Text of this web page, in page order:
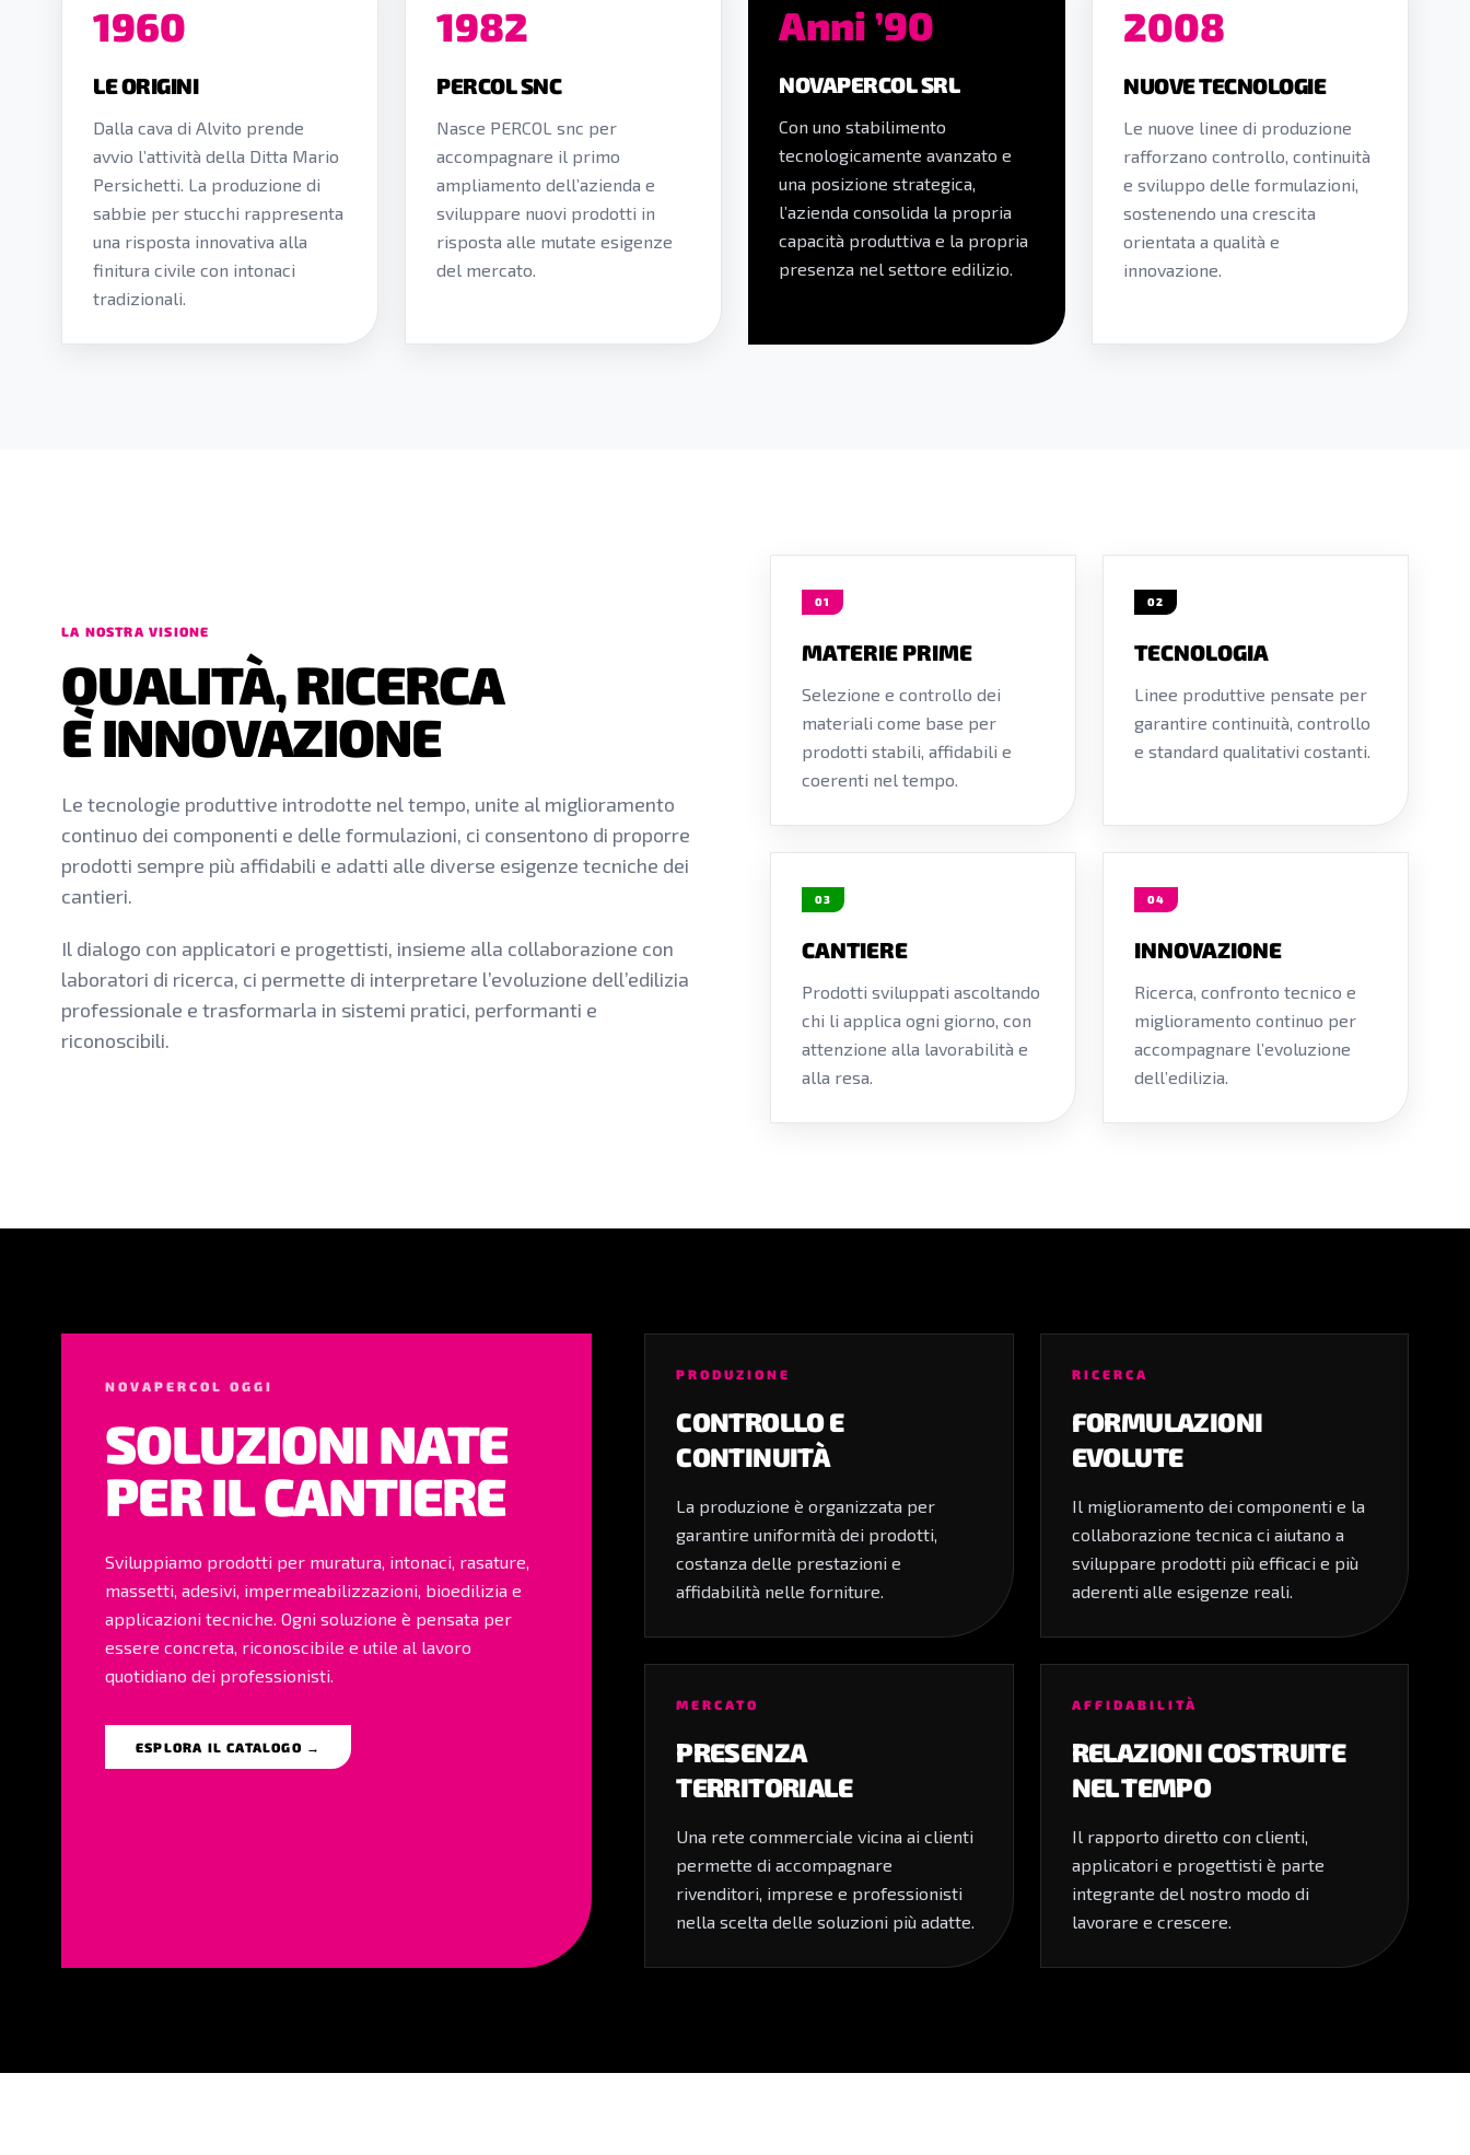
1960
LE ORIGINI
Dalla cava di Alvito prende
avvio l’attività della Ditta Mario
Persichetti. La produzione di
sabbie per stucchi rappresenta
una risposta innovativa alla
finitura civile con intonaci
tradizionali.
1982
PERCOL SNC
Nasce PERCOL snc per
accompagnare il primo
ampliamento dell’azienda e
sviluppare nuovi prodotti in
risposta alle mutate esigenze
del mercato.
Anni ’90
NOVAPERCOL SRL
Con uno stabilimento
tecnologicamente avanzato e
una posizione strategica,
l’azienda consolida la propria
capacità produttiva e la propria
presenza nel settore edilizio.
2008
NUOVE TECNOLOGIE
Le nuove linee di produzione
rafforzano controllo, continuità
e sviluppo delle formulazioni,
sostenendo una crescita
orientata a qualità e
innovazione.
LA NOSTRA VISIONE
QUALITÀ, RICERCA
E INNOVAZIONE
Le tecnologie produttive introdotte nel tempo, unite al miglioramento
continuo dei componenti e delle formulazioni, ci consentono di proporre
prodotti sempre più affidabili e adatti alle diverse esigenze tecniche dei
cantieri.
Il dialogo con applicatori e progettisti, insieme alla collaborazione con
laboratori di ricerca, ci permette di interpretare l’evoluzione dell’edilizia
professionale e trasformarla in sistemi pratici, performanti e
riconoscibili.
01
MATERIE PRIME
Selezione e controllo dei
materiali come base per
prodotti stabili, affidabili e
coerenti nel tempo.
02
TECNOLOGIA
Linee produttive pensate per
garantire continuità, controllo
e standard qualitativi costanti.
03
CANTIERE
Prodotti sviluppati ascoltando
chi li applica ogni giorno, con
attenzione alla lavorabilità e
alla resa.
04
INNOVAZIONE
Ricerca, confronto tecnico e
miglioramento continuo per
accompagnare l’evoluzione
dell’edilizia.
NOVAPERCOL OGGI
SOLUZIONI NATE
PER IL CANTIERE
Sviluppiamo prodotti per muratura, intonaci, rasature,
massetti, adesivi, impermeabilizzazioni, bioedilizia e
applicazioni tecniche. Ogni soluzione è pensata per
essere concreta, riconoscibile e utile al lavoro
quotidiano dei professionisti.
ESPLORA IL CATALOGO →
PRODUZIONE
CONTROLLO E
CONTINUITÀ
La produzione è organizzata per
garantire uniformità dei prodotti,
costanza delle prestazioni e
affidabilità nelle forniture.
RICERCA
FORMULAZIONI
EVOLUTE
Il miglioramento dei componenti e la
collaborazione tecnica ci aiutano a
sviluppare prodotti più efficaci e più
aderenti alle esigenze reali.
MERCATO
PRESENZA
TERRITORIALE
Una rete commerciale vicina ai clienti
permette di accompagnare
rivenditori, imprese e professionisti
nella scelta delle soluzioni più adatte.
AFFIDABILITÀ
RELAZIONI COSTRUITE
NEL TEMPO
Il rapporto diretto con clienti,
applicatori e progettisti è parte
integrante del nostro modo di
lavorare e crescere.